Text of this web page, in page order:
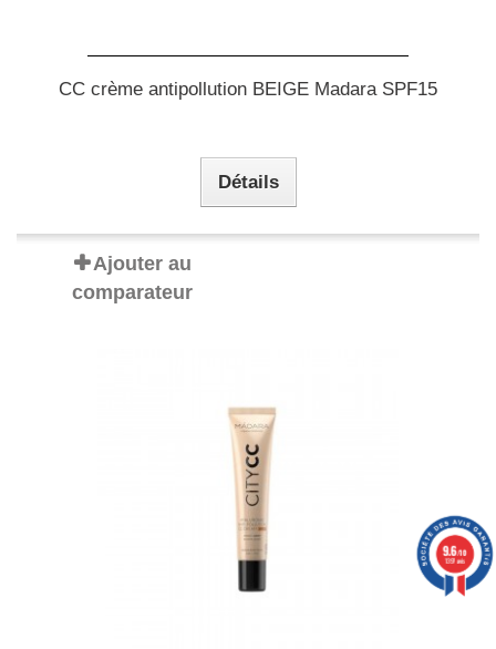
CC crème antipollution BEIGE Madara SPF15
Détails
Ajouter au
comparateur
9.6/10
1397 avis